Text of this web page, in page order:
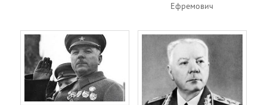
Ефремович